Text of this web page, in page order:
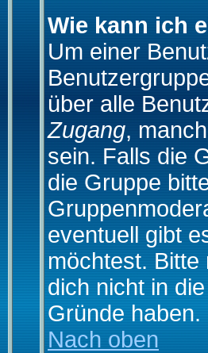
Wie kann ich
Um einer
über alle
Zugang,
sein. Falls die
die Gruppe
eventuell gibt
möchtest.
dich nicht in
Gründe haben.
Nach oben